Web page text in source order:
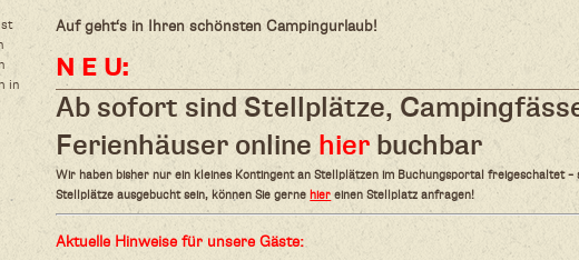
in
Auf geht‘s in Ihren schönsten Campingurlaub!
N E U:
Ab sofort sind Stellplätze,
Ferienhäuser online hier buchbar
Wir haben bisher nur ein kleines Kontingent an Stellplätzen im Buchungsportal freigeschaltet
Stellplätze ausgebucht sein, können Sie gerne hier einen Stellplatz anfragen!
Aktuelle Hinweise für unsere Gäste: